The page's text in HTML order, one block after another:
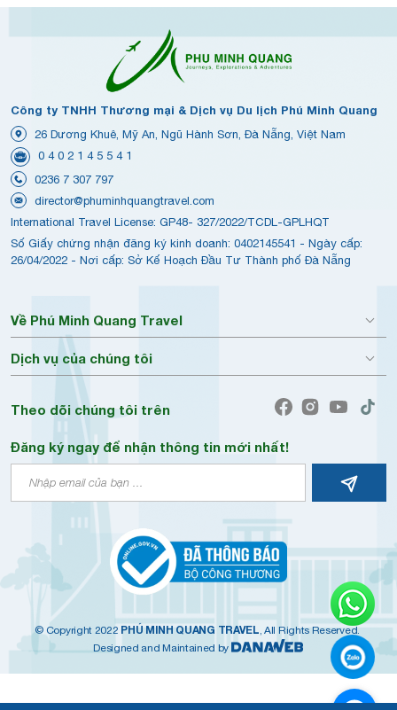
Công ty TNHH Thương mại & Dịch vụ Du lịch Phú Minh Quang
26 Dương Khuê, Mỹ An, Ngũ Hành Sơn, Đà Nẵng, Việt Nam
0 4 0 2 1 4 5 5 4 1
0236 7 307 797
director@phuminhquangtravel.com
International Travel License: GP48- 327/2022/TCDL-GPLHQT
Số Giấy chứng nhận đăng ký kinh doanh: 0402145541 - Ngày cấp:
26/04/2022 - Nơi cấp: Sở Kế Hoạch Đầu Tư Thành phố Đà Nẵng
Về Phú Minh Quang Travel
Dịch vụ của chúng tôi
Theo dõi chúng tôi trên
Đăng ký ngay để nhận thông tin mới nhất!
© Copyright 2022 PHÚ MINH QUANG TRAVEL, All Rights Reserved.
Designed and Maintained by